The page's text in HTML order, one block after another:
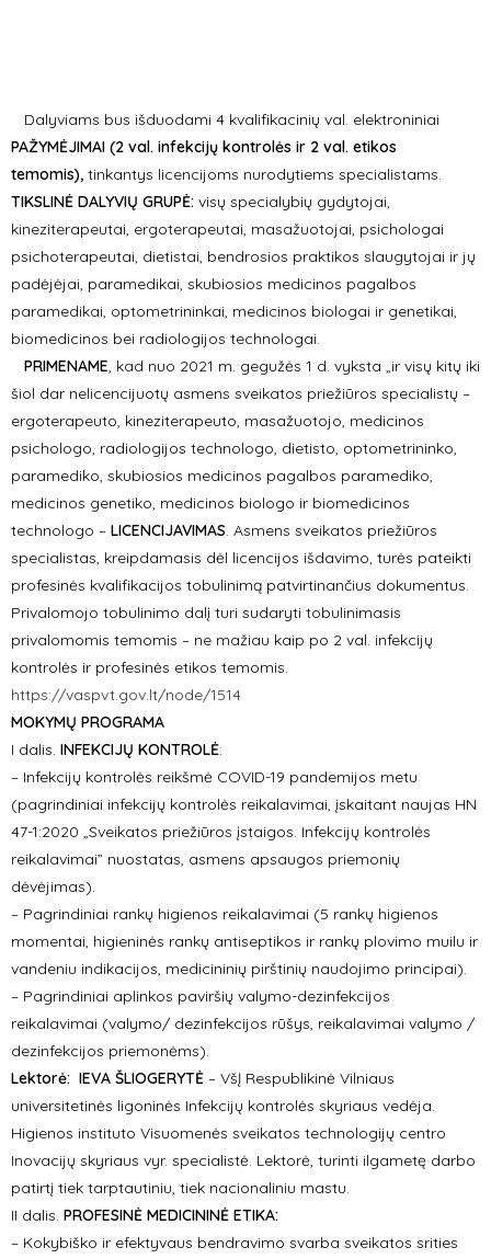
Dalyviams bus išduodami 4 kvalifikacinių val. elektroniniai
PAŽYMĖJIMAI (2 val. infekcijų kontrolės ir 2 val. etikos
temomis), tinkantys licencijoms nurodytiems specialistams.
TIKSLINĖ DALYVIŲ GRUPĖ: visų specialybių gydytojai,
kineziterapeutai, ergoterapeutai, masažuotojai, psichologai
psichoterapeutai, dietistai, bendrosios praktikos slaugytojai ir jų
padėjėjai, paramedikai, skubiosios medicinos pagalbos
paramedikai, optometrininkai, medicinos biologai ir genetikai,
biomedicinos bei radiologijos technologai.
PRIMENAME, kad nuo 2021 m. gegužės 1 d. vyksta „ir visų kitų iki
šiol dar nelicencijuotų asmens sveikatos priežiūros specialistų –
ergoterapeuto, kineziterapeuto, masažuotojo, medicinos
psichologo, radiologijos technologo, dietisto, optometrininko,
paramediko, skubiosios medicinos pagalbos paramediko,
medicinos genetiko, medicinos biologo ir biomedicinos
technologo – LICENCIJAVIMAS. Asmens sveikatos priežiūros
specialistas, kreipdamasis dėl licencijos išdavimo, turės pateikti
profesinės kvalifikacijos tobulinimą patvirtinančius dokumentus.
Privalomojo tobulinimo dalį turi sudaryti tobulinimasis
privalomomis temomis – ne mažiau kaip po 2 val. infekcijų
kontrolės ir profesinės etikos temomis.
https://vaspvt.gov.lt/node/1514
MOKYMŲ PROGRAMA
I dalis. INFEKCIJŲ KONTROLĖ:
– Infekcijų kontrolės reikšmė COVID-19 pandemijos metu
(pagrindiniai infekcijų kontrolės reikalavimai, įskaitant naujas HN
47-1:2020 „Sveikatos priežiūros įstaigos. Infekcijų kontrolės
reikalavimai” nuostatas, asmens apsaugos priemonių
dėvėjimas).
– Pagrindiniai rankų higienos reikalavimai (5 rankų higienos
momentai, higieninės rankų antiseptikos ir rankų plovimo muilu ir
vandeniu indikacijos, medicininių pirštinių naudojimo principai).
– Pagrindiniai aplinkos paviršių valymo-dezinfekcijos
reikalavimai (valymo/ dezinfekcijos rūšys, reikalavimai valymo /
dezinfekcijos priemonėms).
Lektorė: IEVA ŠLIOGERYTĖ – VšĮ Respublikinė Vilniaus
universitetinės ligoninės Infekcijų kontrolės skyriaus vedėja.
Higienos instituto Visuomenės sveikatos technologijų centro
Inovacijų skyriaus vyr. specialistė. Lektorė, turinti ilgametę darbo
patirtį tiek tarptautiniu, tiek nacionaliniu mastu.
II dalis. PROFESINĖ MEDICININĖ ETIKA:
– Kokybiško ir efektyvaus bendravimo svarba sveikatos srities